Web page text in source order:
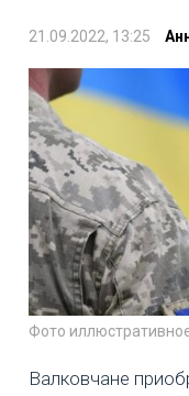
21.09.2022, 13:25
Фото
Валковчане